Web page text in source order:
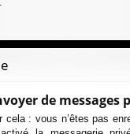
de messages
cela : vous n’êtes pas